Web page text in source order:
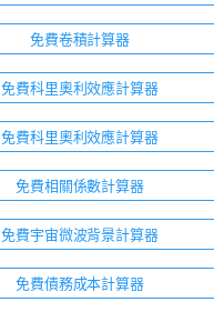
免費卷積計算器
免費科里奧利效應計算器
免費科里奧利效應計算器
免費相關係數計算器
免費宇宙微波背景計算器
免費債務成本計算器